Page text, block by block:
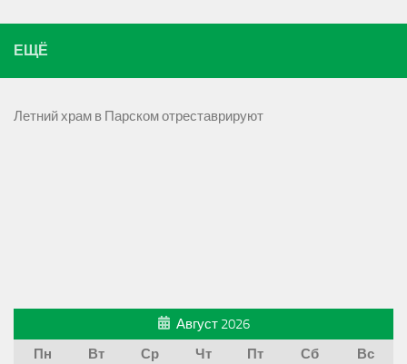
ЕЩЁ
Летний храм в Парском отреставрируют
Август 2026
Пн
Вт Ср Чт Пт Сб
Вс